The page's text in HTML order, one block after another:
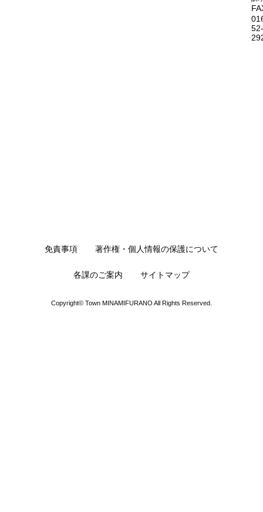
52-
免責事項 著作権・個人情報の保護について
各課のご案内 サイトマップ
Copyright© Town MINAMIFURANO All Rights Reserved.